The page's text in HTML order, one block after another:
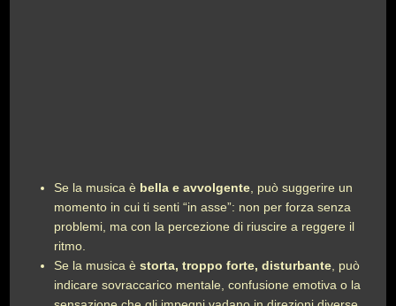
Se la musica è bella e avvolgente , può suggerire un
momento in cui ti senti “in asse”: non per forza senza
problemi, ma con la percezione di riuscire a reggere il
ritmo.
Se la musica èstorta, troppo forte, disturbante , può
indicare sovraccarico mentale, confusione emotiva o la